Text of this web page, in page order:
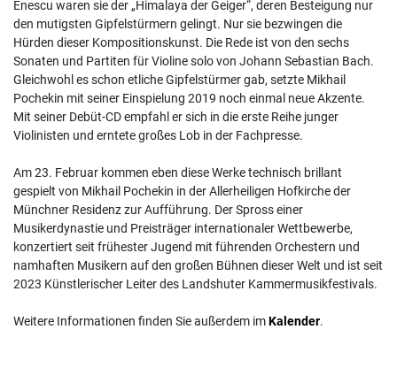
Enescu waren sie der „Himalaya der Geiger“, deren Besteigung nur
den mutigsten Gipfelstürmern gelingt. Nur sie bezwingen die
Hürden dieser Kompositionskunst. Die Rede ist von den sechs
Sonaten und Partiten für Violine solo von Johann Sebastian Bach.
Gleichwohl es schon etliche Gipfelstürmer gab, setzte Mikhail
Pochekin mit seiner Einspielung 2019 noch einmal neue Akzente.
Mit seiner Debüt-CD empfahl er sich in die erste Reihe junger
Violinisten und erntete großes Lob in der Fachpresse.
Am 23. Februar kommen eben diese Werke technisch brillant
gespielt von Mikhail Pochekin in der Allerheiligen Hofkirche der
Münchner Residenz zur Aufführung. Der Spross einer
Musikerdynastie und Preisträger internationaler Wettbewerbe,
konzertiert seit frühester Jugend mit führenden Orchestern und
namhaften Musikern auf den großen Bühnen dieser Welt und ist seit
2023 Künstlerischer Leiter des Landshuter Kammermusikfestivals.
Weitere Informationen finden Sie außerdem imKalender.